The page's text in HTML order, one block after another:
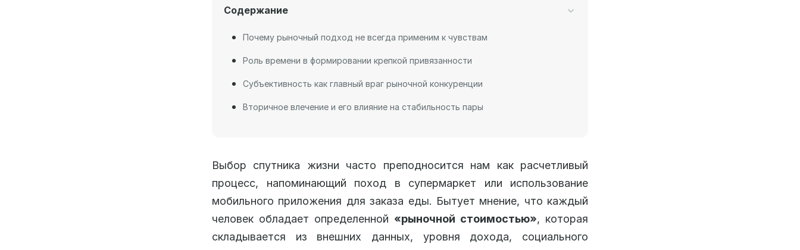
Содержание
Почему рыночный подход не всегда применим к чувствам
Роль времени в формировании крепкой привязанности
Субъективность как главный враг рыночной конкуренции
Вторичное влечение и его влияние на стабильность пары
Выбор спутника жизни часто преподносится нам как расчетливый
процесс, напоминающий поход в супермаркет или использование
мобильного приложения для заказа еды. Бытует мнение, что каждый
человек обладает определенной «рыночной стоимостью», которая
складывается из внешних данных, уровня дохода, социального